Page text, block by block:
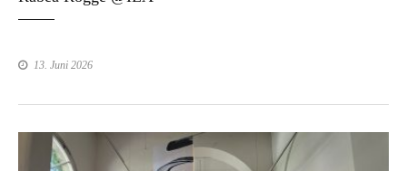
13. Juni 2026